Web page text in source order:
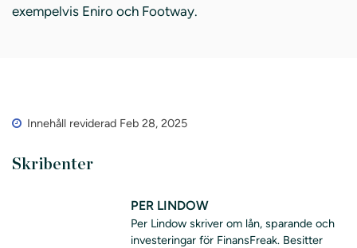
exempelvis Eniro och Footway.
Innehåll reviderad Feb 28, 2025
Skribenter
PER LINDOW
Per Lindow skriver om lån, sparande och
investeringar för FinansFreak. Besitter